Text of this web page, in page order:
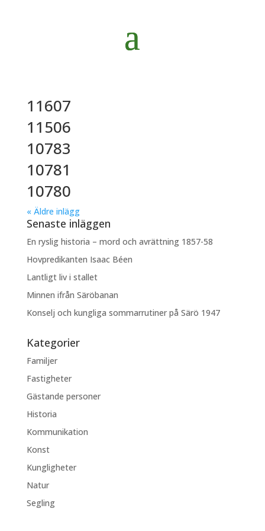
11607
11506
10783
10781
10780
« Äldre inlägg
Senaste inläggen
En ryslig historia – mord och avrättning 1857-58
Hovpredikanten Isaac Béen
Lantligt liv i stallet
Minnen ifrån Säröbanan
Konselj och kungliga sommarrutiner på Särö 1947
Kategorier
Familjer
Fastigheter
Gästande personer
Historia
Kommunikation
Konst
Kungligheter
Natur
Segling